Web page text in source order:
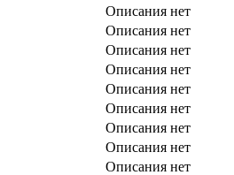
Описания нет
Описания нет
Описания нет
Описания нет
Описания нет
Описания нет
Описания нет
Описания нет
Описания нет